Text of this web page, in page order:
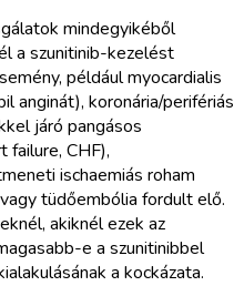
mindegyikéből
a szunitinib-kezelést
például myocardialis
anginát), koronária/perifériás
járó pangásos
CHF),
ischaemiás roham
tüdőembólia fordult elő.
akiknél ezek az
e a szunitinibbel
a kockázata.